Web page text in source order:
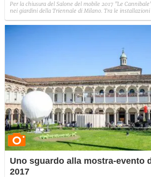
Per la chiusura del Salone del mobile 2017 "Le
nei giardini della Triennale di Milano. Tra le
Uno sguardo alla mostra-evento
2017